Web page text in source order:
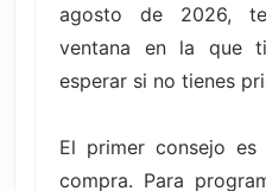
agosto de 2026,
ventana en la que
esperar si no tienes
El primer consejo
compra. Para